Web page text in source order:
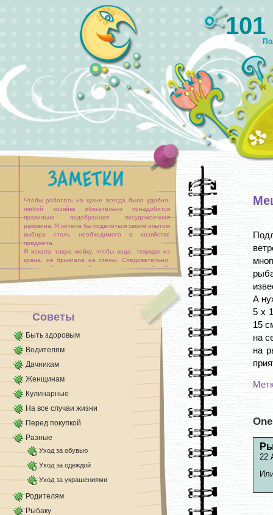
Чтобы работать на кухне всегда было удобно,
любой хозяйке обязательно понадобится
правильно подобранная посудомоечная
раковина. Я хотела бы поделиться своим опытом
выбора столь необходимого в хозяйстве
предмета.
Я искала такую мойку, чтобы вода, текущая из
крана, не брызгала на стены. Следовательно,
чаша мойки должна быть достаточно глубокой.
Я посчитала, что оптимальная глубина должна
Советы
Быть здоровым
Водителям
Дачникам
Женщинам
Кулинарные
На все случаи жизни
Перед покупкой
Разные
Уход за обувью
Уход за одеждой
Уход за украшениями
Родителям
Рыбаку
А
5 х
15
на
на
22